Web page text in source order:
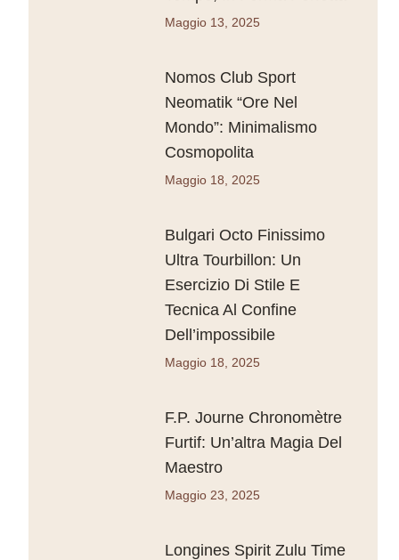
Maggio 13, 2025
Nomos Club Sport
Neomatik “Ore Nel
Mondo”: Minimalismo
Cosmopolita
Maggio 18, 2025
Bulgari Octo Finissimo
Ultra Tourbillon: Un
Esercizio Di Stile E
Tecnica Al Confine
Dell’impossibile
Maggio 18, 2025
F.P. Journe Chronomètre
Furtif: Un’altra Magia Del
Maestro
Maggio 23, 2025
Longines Spirit Zulu Time